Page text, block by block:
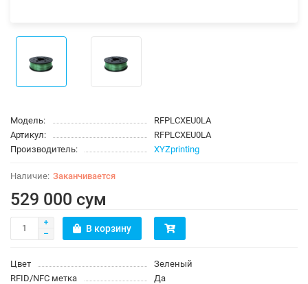
Модель:
RFPLCXEU0LA
Артикул:
RFPLCXEU0LA
Производитель:
XYZprinting
Заканчивается
529 000 сум
В корзину
Цвет
Зеленый
RFID/NFC метка
Да